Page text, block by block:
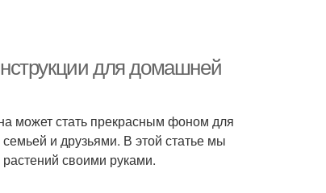
для домашней
может стать прекрасным фоном для
и друзьями. В этой статье мы
своими руками.